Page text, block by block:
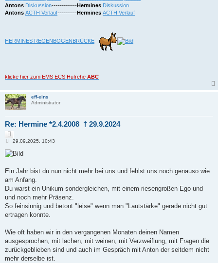
Antons Diskussion-------------Hermines Diskussion
Antons ACTH Verlauf----------Hermines ACTH Verlauf
HERMINES REGENBOGENBRÜCKE
klicke hier zum EMS ECS Hufrehe ABC
eff-eins
Administrator
Re: Hermine *2.4.2008 † 29.9.2024
i
i
e
n
B
i
t
a
29.09.2025, 10:43
Ein Jahr bist du nun nicht mehr bei uns und fehlst uns noch genauso wie
am Anfang.
Du warst ein Unikum sondergleichen, mit einem riesengroßen Ego und
und noch mehr Präsenz.
So feinsinnig und betont "leise" wenn man "Lautstärke" gerade nicht gut
ertragen konnte.
Wie oft haben wir in den vergangenen Monaten deinen Namen
ausgesprochen, mit lachen, mit weinen, mit Verzweiflung, mit Fragen die
zurückgeblieben sind und auch im Gespräch mit Anton der seitdem nicht
mehr derselbe ist.